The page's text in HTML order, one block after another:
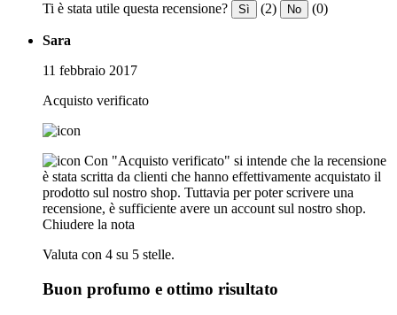
Ti è stata utile questa recensione? Sì (2) No (0)
Sara
11 febbraio 2017
Acquisto verificato
Con "Acquisto verificato" si intende che la recensione
è stata scritta da clienti che hanno effettivamente acquistato il
prodotto sul nostro shop. Tuttavia per poter scrivere una
recensione, è sufficiente avere un account sul nostro shop.
Chiudere la nota
Valuta con 4 su 5 stelle.
Buon profumo e ottimo risultato